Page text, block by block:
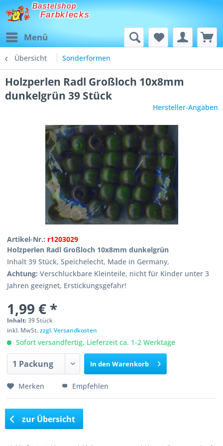
Bastelshop
Farbklecks
Menü
Übersicht Sonderformen
Holzperlen Radl Großloch 10x8mm
dunkelgrün 39 Stück
Hersteller-Angaben
Artikel-Nr.: r1203029
Holzperlen Radl Großloch 10x8mm dunkelgrün
Inhalt 39 Stück, Speichelecht, Made in Germany,
Achtung: Verschluckbare Kleinteile, nicht für Kinder unter 3
Jahren geeignet, Erstickungsgefahr!
1,99 € *
Inhalt:39 Stück
inkl. MwSt.zzgl. Versandkosten
Sofort versandfertig, Lieferzeit ca. 1-2 Werktage
In den Warenkorb
Merken Empfehlen
zur Übersicht